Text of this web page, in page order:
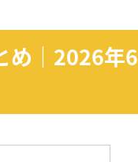
め｜2026年6